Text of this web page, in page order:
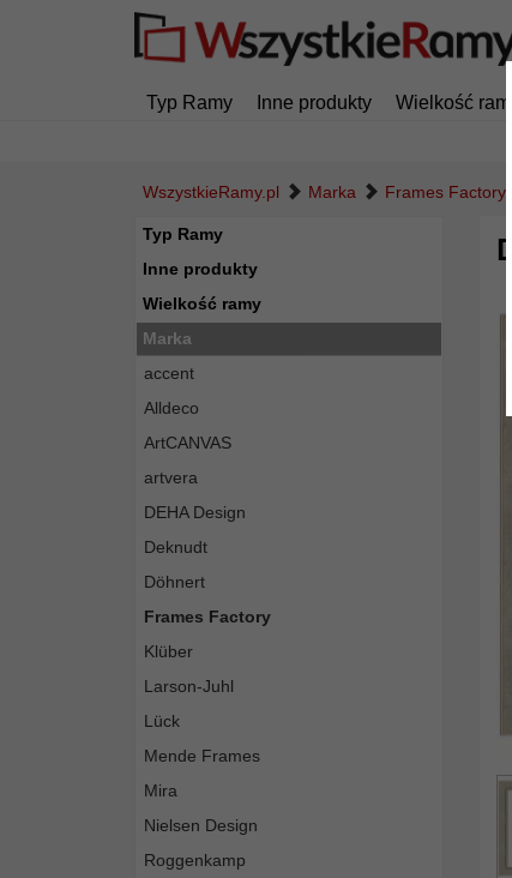
Typ Ramy Inne produkty Wielkość ramy
WszystkieRamy.pl Marka Frames Factory
Typ Ramy
Inne produkty
Wielkość ramy
Marka
accent
Alldeco
ArtCANVAS
artvera
DEHA Design
Deknudt
Döhnert
Frames Factory
Klüber
Larson-Juhl
Lück
Mende Frames
Mira
Nielsen Design
Roggenkamp